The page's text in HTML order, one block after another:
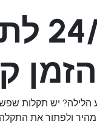
ולפתור את